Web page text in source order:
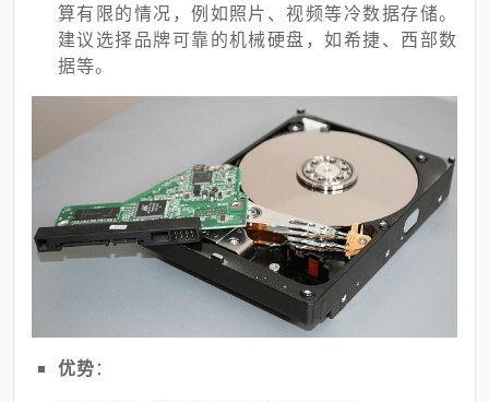
算有限的情况，例如照片、视频等冷数据存储。
建议选择品牌可靠的机械硬盘，如希捷、西部数
据等。
优势：